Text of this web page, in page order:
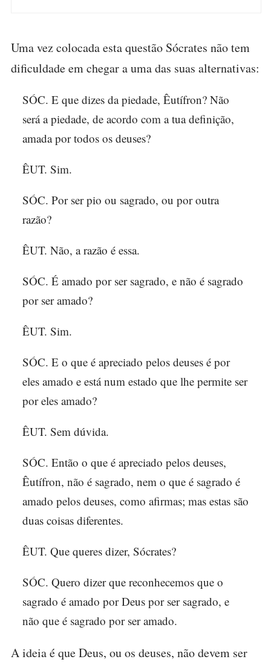
Uma vez colocada esta questão Sócrates não tem
dificuldade em chegar a uma das suas alternativas:
SÓC. E que dizes da piedade, Êutífron? Não
será a piedade, de acordo com a tua definição,
amada por todos os deuses?
ÊUT. Sim.
SÓC. Por ser pio ou sagrado, ou por outra
razão?
ÊUT. Não, a razão é essa.
SÓC. É amado por ser sagrado, e não é sagrado
por ser amado?
ÊUT. Sim.
SÓC. E o que é apreciado pelos deuses é por
eles amado e está num estado que lhe permite ser
por eles amado?
ÊUT. Sem dúvida.
SÓC. Então o que é apreciado pelos deuses,
Êutífron, não é sagrado, nem o que é sagrado é
amado pelos deuses, como afirmas; mas estas são
duas coisas diferentes.
ÊUT. Que queres dizer, Sócrates?
SÓC. Quero dizer que reconhecemos que o
sagrado é amado por Deus por ser sagrado, e
não que é sagrado por ser amado.
A ideia é que Deus, ou os deuses, não devem ser